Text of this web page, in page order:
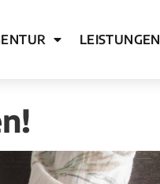
LEISTUNGEN